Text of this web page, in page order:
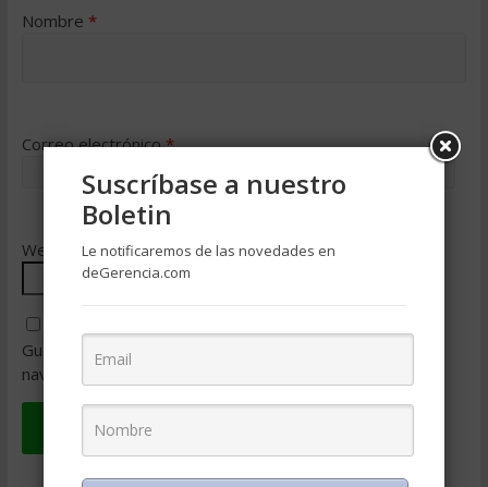
Nombre *
Correo electrónico*
Web
Guarda mi nombre, correo electrónico y web en este
navegador para la próxima vez que comente.
Suscríbase a nuestro
Boletin
Le notificaremos de las novedades en
deGerencia.com